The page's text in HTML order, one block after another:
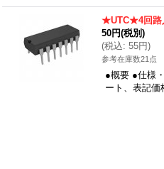
★UTC★4回路
50円(税別)
(税込: 55円)
参考在庫数21点
●概要 ●仕様
ート、表記価